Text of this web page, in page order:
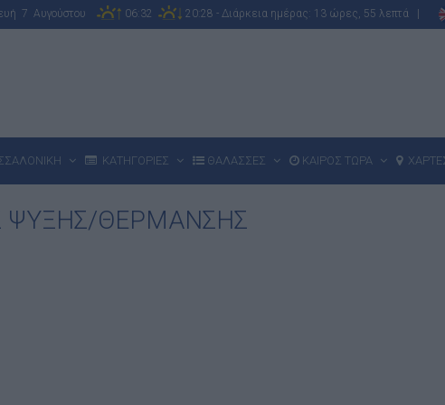
7 Αυγούστου 06:32 20:28 - Διάρκεια ημέρας: 13 ώρες, 55 λεπτά |
ΚΑΤΗΓΟΡΙΕΣ ΘΑΛΑΣΣΕΣ ΚΑΙΡΟΣ ΤΩΡΑ
ΘΕΡΜΑΝΣΗΣ